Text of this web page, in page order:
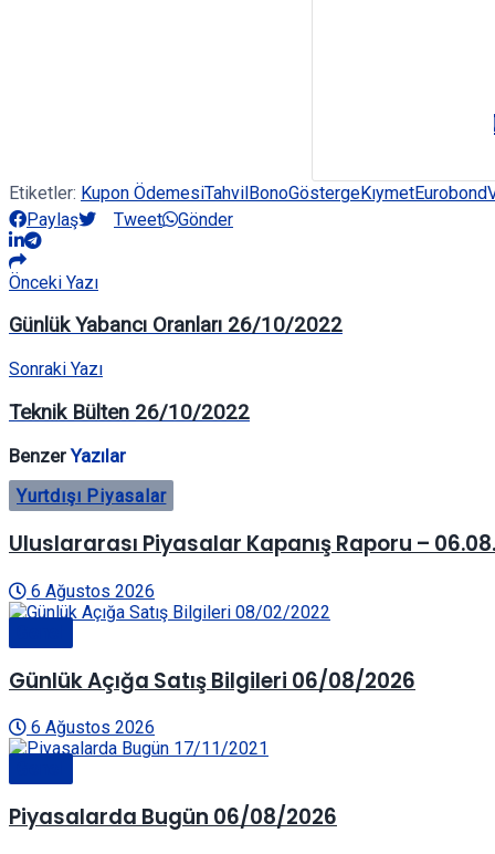
Etiketler: Kupon ÖdemesiTahvilBonoGöstergeKıymetEurobond
Paylaş
Tweet Gönder
Önceki Yazı
Günlük Yabancı Oranları 26/10/2022
Sonraki Yazı
Teknik Bülten 26/10/2022
BenzerYazılar
Yurtdışı Piyasalar
Uluslararası Piyasalar Kapanış Raporu –
6 Ağustos 2026
Günlük Açığa Satış Bilgileri 06/08/2026
6 Ağustos 2026
Piyasalarda Bugün 06/08/2026